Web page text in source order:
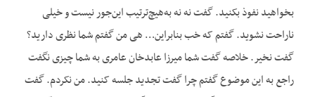
بخواهید نفوذ بکنید. گفت نه نه به‌هیچ‌ترتیب این‌جور نیست و خیلی
ناراحت نشوید. گفتم که خب بنابراین… هی من گفتم شما نظری دارید؟
گفت نخیر. خلاصه گفت شما میرزا عابدخان عامری به شما چیزی نگفت
راجع به این موضوع گفتم چرا گفت تجدید جلسه کنید. من نکردم. گفت